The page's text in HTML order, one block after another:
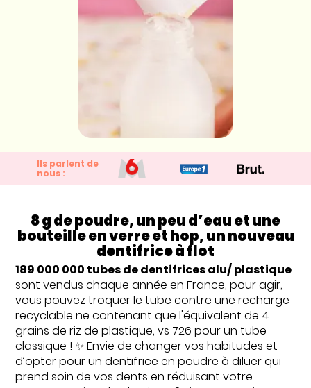
Ils parlent de
nous :
8 g de poudre, un peu d’eau et une
bouteille en verre et hop, un nouveau
dentifrice à flot
189 000 000 tubes de dentifrices alu/ plastique
sont vendus chaque année en France, pour agir,
vous pouvez troquer le tube contre une recharge
recyclable ne contenant que l'équivalent de 4
grains de riz de plastique, vs 726 pour un tube
classique ! ✨ Envie de changer vos habitudes et
d’opter pour un dentifrice en poudre à diluer qui
prend soin de vos dents en réduisant votre